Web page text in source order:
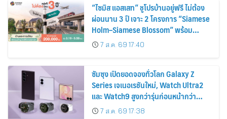
“ไซมิส แอสเสท” ชูโปรบ้านอยู่ฟรี ไม่ต้อง
ผ่อนนาน 3 ปี เจาะ 2 โครงการ “Siamese
Holm–Siamese Blossom” พร้อม
ส่วนลดและสิทธิพิเศษถึง 31 สิงหาคม
2569
7 ส.ค. 69 17:40
ซัมซุง เปิดยอดจองทั่วโลก Galaxy Z
Series เจเนอเรชันใหม่, Watch Ultra2
และ Watch9 สูงกว่ารุ่นก่อนหน้ากว่า
30%7 ส.ค. 69 17:38